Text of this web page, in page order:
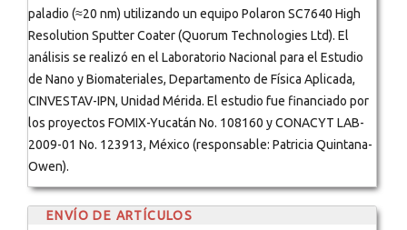
paladio (≈20 nm) utilizando un equipo Polaron SC7640 High
Resolution Sputter Coater (Quorum Technologies Ltd). El
análisis se realizó en el Laboratorio Nacional para el Estudio
de Nano y Biomateriales, Departamento de Física Aplicada,
CINVESTAV-IPN, Unidad Mérida. El estudio fue financiado por
los proyectos FOMIX-Yucatán No. 108160 y CONACYT LAB-
2009-01 No. 123913, México (responsable: Patricia Quintana-
Owen).
ENVÍO DE ARTÍCULOS